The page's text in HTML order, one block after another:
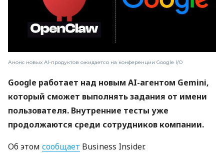
Анонс новых AI-продуктов ожидается на конференции Google I/O
Google работает над новым AI-агентом Gemini,
который сможет выполнять задания от имени
пользователя. Внутренние тесты уже
продолжаются среди сотрудников компании.
Об этом сообщает Business Insider.